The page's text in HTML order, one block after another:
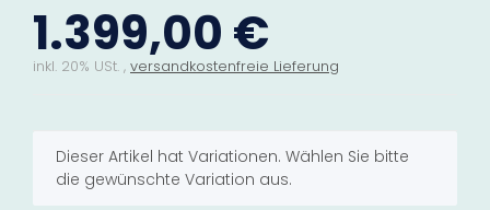
1.399,00 €
inkl. 20% USt. , versandkostenfreie Lieferung
xDieser Artikel hat Variationen. Wählen Sie bitte
die gewünschte Variation aus.